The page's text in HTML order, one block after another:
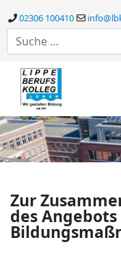
02306 100410
Suchen
Zur
des